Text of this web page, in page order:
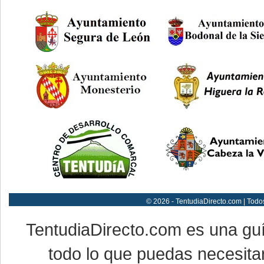
© 2026 - TentudiaDirecto.com |
TentudiaDirecto.com es una
todo lo que puedas